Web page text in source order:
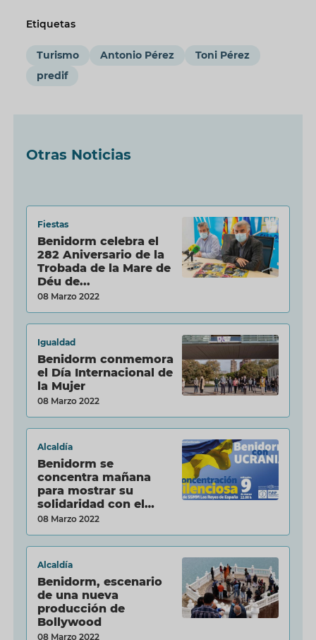
Etiquetas
Turismo Antonio Pérez
Toni Pérez
predif
Otras Noticias
Fiestas
Benidorm celebra el
282 Aniversario de la
Trobada de la Mare de
Déu de...
08 Marzo 2022
Igualdad
Benidorm conmemora
el Día Internacional de
la Mujer
08 Marzo 2022
Alcaldía
Benidorm se
concentra mañana
para mostrar su
solidaridad con el
pueblo...
08 Marzo 2022
Alcaldía
Benidorm, escenario
de una nueva
producción de
Bollywood
08 Marzo 2022